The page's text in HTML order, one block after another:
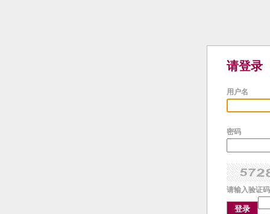
请登录
用户名
密码
请输入验证
登录